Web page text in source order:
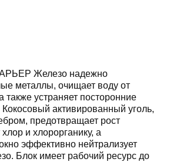
Железо надежно
металлы, очищает воду от
устраняет посторонние
активированный уголь,
предотвращает рост
и хлорорганику, а
эффективно нейтрализует
Блок имеет рабочий ресурс до